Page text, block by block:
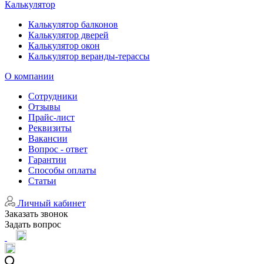
Калькулятор
Калькулятор балконов
Калькулятор дверей
Калькулятор окон
Калькулятор веранды-терассы
О компании
Сотрудники
Отзывы
Прайс-лист
Реквизиты
Вакансии
Вопрос - ответ
Гарантии
Способы оплаты
Статьи
Личный кабинет
Заказать звонок
Задать вопрос